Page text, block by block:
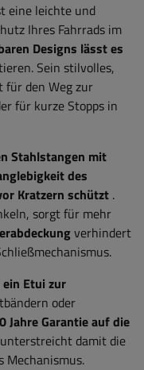
eine leichte und
Ihres Fahrrads im
Designs lässt es
Sein stilvolles,
für den Weg zur
für kurze Stopps in
Stahlstangen mit
des
Kratzern schützt .
sorgt für mehr
verhindert
Etui zur
oder
Jahre Garantieauf die
damit die
Mechanismus.